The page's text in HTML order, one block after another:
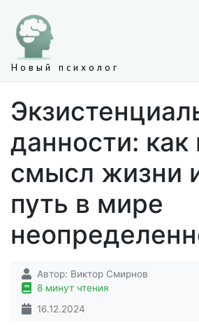
Новый психолог
данности: как
смысл жизни
путь в мире
Автор: Виктор Смирнов
8 минут чтения
16.12.2024